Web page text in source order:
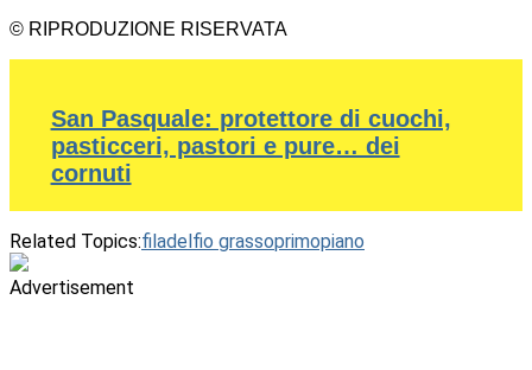
© RIPRODUZIONE RISERVATA
San Pasquale: protettore di cuochi,
pasticceri, pastori e pure… dei
cornuti
Related Topics:filadelfio grassoprimopiano
Advertisement